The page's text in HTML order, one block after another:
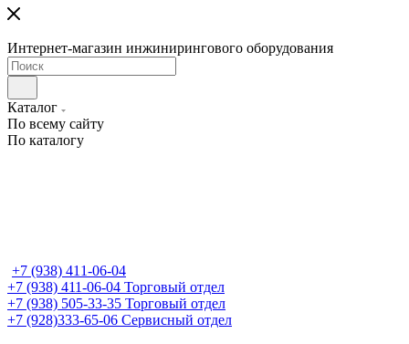
Интернет-магазин инжинирингового оборудования
Каталог
По всему сайту
По каталогу
+7 (938) 411-06-04
+7 (938) 411-06-04 Торговый отдел
+7 (938) 505-33-35 Торговый отдел
+7 (928)333-65-06 Сервисный отдел